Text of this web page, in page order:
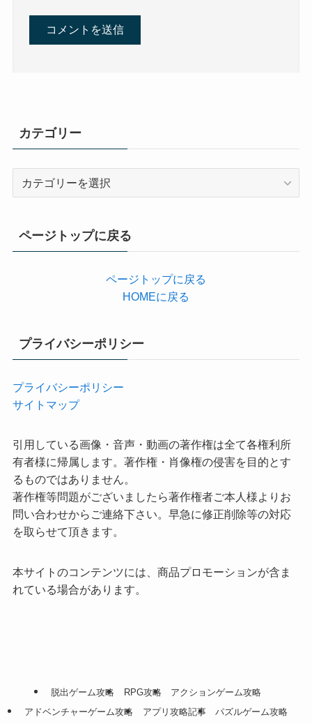
カテゴリー
ページトップに戻る
ページトップに戻る
HOMEに戻る
プライバシーポリシー
プライバシーポリシー
サイトマップ
引用している画像・音声・動画の著作権は全て各権利所
有者様に帰属します。著作権・肖像権の侵害を目的とす
るものではありません。
著作権等問題がございましたら著作権者ご本人様よりお
問い合わせからご連絡下さい。早急に修正削除等の対応
を取らせて頂きます。
本サイトのコンテンツには、商品プロモーションが含ま
れている場合があります。
脱出ゲーム攻略 RPG攻略
アクションゲーム攻略
アドベンチャーゲーム攻略
アプリ攻略記事 パズルゲーム攻略